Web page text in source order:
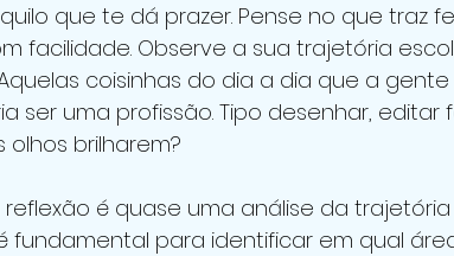
que te dá prazer. Pense no que traz
facilidade. Observe a sua trajetória
coisinhas do dia a dia que a
ser uma profissão. Tipo desenhar, editar
olhos brilharem?
reflexão é quase uma análise da
é fundamental para identificar em qual